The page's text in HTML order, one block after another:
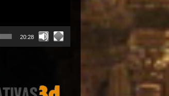
20:28